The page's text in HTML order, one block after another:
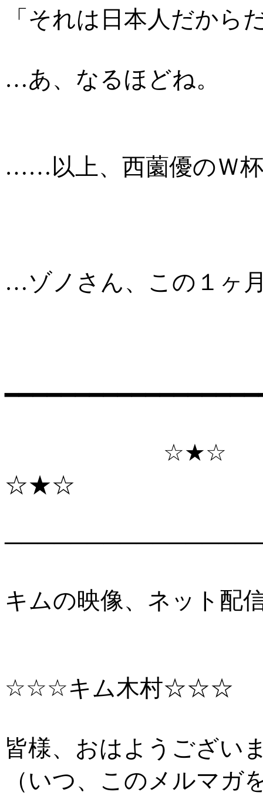
「それは日本人だから
…あ、なるほどね。
……以上、西薗優のＷ
…ゾノさん、この１ヶ
☆★☆ 出演情
☆★☆
キムの映像、ネット配
☆☆☆キム木村☆☆☆
皆様、おはようござい
（いつ、このメルマガ